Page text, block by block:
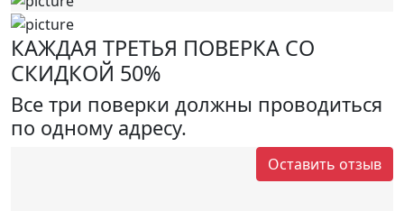
КАЖДАЯ ТРЕТЬЯ ПОВЕРКА СО
СКИДКОЙ 50%
Все три поверки должны проводиться
по одному адресу.
Оставить отзыв